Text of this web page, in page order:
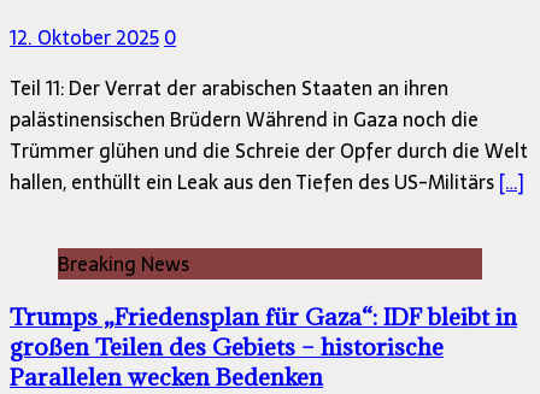
12. Oktober 20250
Teil 11: Der Verrat der arabischen Staaten an ihren
palästinensischen Brüdern Während in Gaza noch die
Trümmer glühen und die Schreie der Opfer durch die Welt
hallen, enthüllt ein Leak aus den Tiefen des US-Militärs[…]
Breaking News
Trumps „Friedensplan für Gaza“: IDF bleibt in
großen Teilen des Gebiets – historische
Parallelen wecken Bedenken